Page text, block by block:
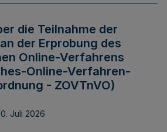
die Teilnahme der
der Erprobung des
Online-Verfahrens
Online-Verfahren-
- ZOVTnVO)
Juli 2026